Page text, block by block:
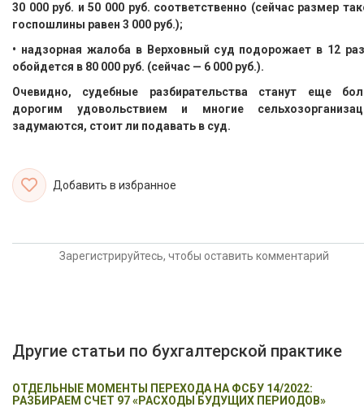
30 000 руб. и 50 000 руб. соответственно (сейчас размер
госпошлины равен 3 000 руб.);
• надзорная жалоба в Верховный суд подорожает в 12
обойдется в 80 000 руб. (сейчас — 6 000 руб.).
Очевидно, судебные разбирательства станут еще
дорогим удовольствием и многие
задумаются, стоит ли подавать в суд.
Добавить в избранное
Зарегистрируйтесь, чтобы оставить комментарий
Другие статьи по бухгалтерской практике
ОТДЕЛЬНЫЕ МОМЕНТЫ ПЕРЕХОДА НА ФСБУ 14/2022:
РАЗБИРАЕМ СЧЕТ 97 «РАСХОДЫ БУДУЩИХ ПЕРИОДОВ»